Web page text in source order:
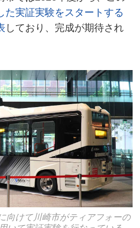
た実証実験をスタートする
しており、完成が期待され
向けて川崎市がティアフォーの